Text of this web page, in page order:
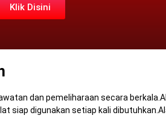
Klik Disini
dan pemeliharaan secara
siap digunakan setiap kali